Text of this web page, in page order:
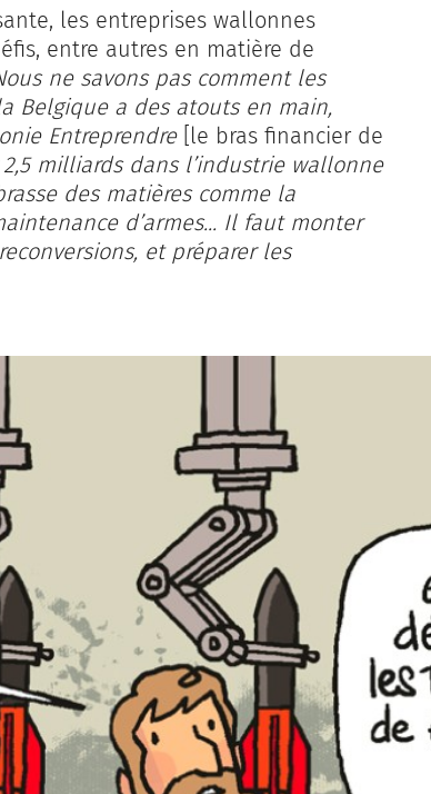
les entreprises wallonnes
entre autres en matière de
ne savons pas comment les
Belgique a des atouts en main,
Entreprendre [le bras financier de
milliards dans l’industrie wallonne
des matières comme la
d’armes... Il faut monter
et préparer les